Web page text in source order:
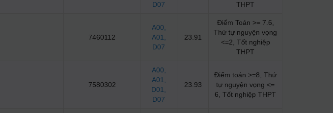
D07
THPT
7460112
A00
A01
D07
23.91
Điểm Toán >= 7.6,
Thứ tự nguyện vọng
<=2, Tốt nghiệp
THPT
7580302
A00
A01
D01
D07
23.93
Điểm toán >=8, Thứ
tự nguyện vọng <=
6, Tốt nghiệp THPT